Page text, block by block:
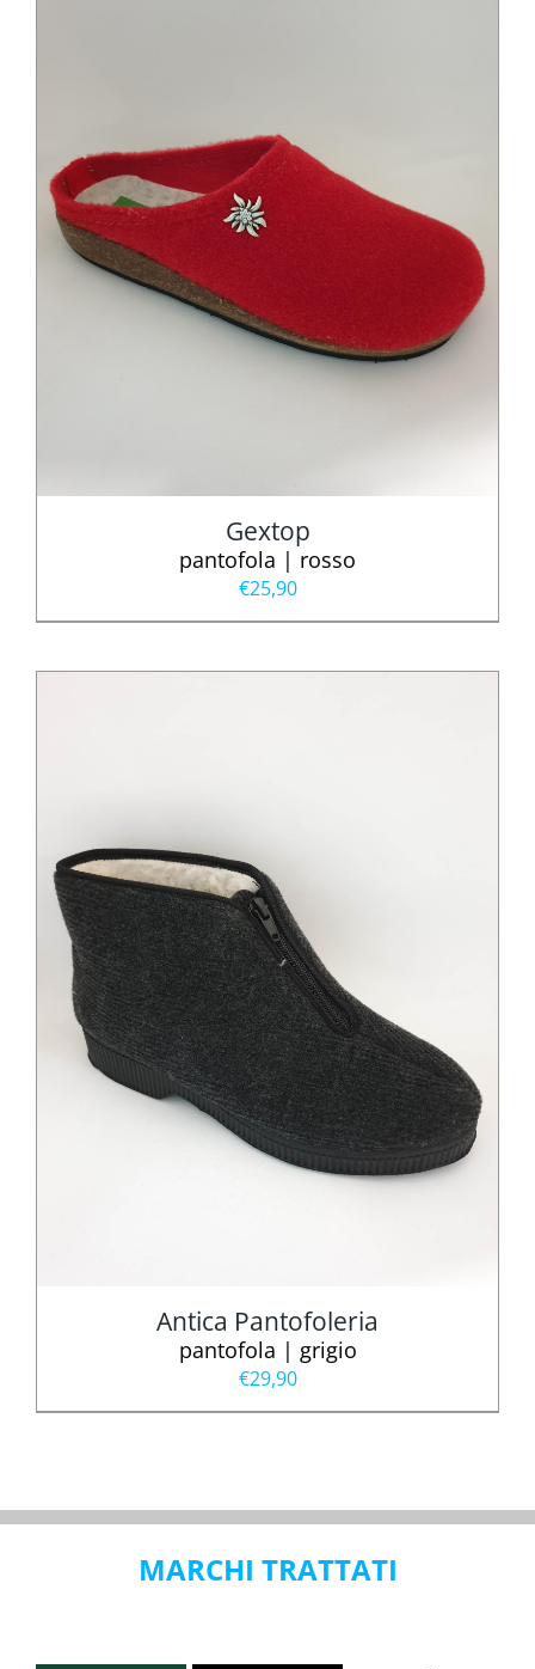
Gextop
pantofola | rosso
€25,90
Antica Pantofoleria
pantofola | grigio
€29,90
MARCHI TRATTATI